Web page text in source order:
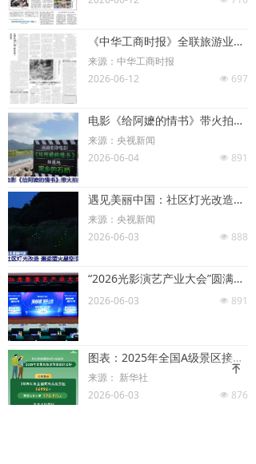
《中华工商时报》全联旅游业商会：盘活光影演艺产业存量资源，开拓增量赛道
来源：中华工商时报
넶 697
2026-06-12
电影《给阿嬷的情书》带火拍摄地 影片热映为乡村旅游开启融合发展的新模式
来源：央视新闻
넶 891
2026-06-04
遇见美丽中国：社区灯光改造，邂逅萤火星空浪漫
来源：央视新闻
넶 888
2026-06-03
“2026光影演艺产业大会”圆满落幕 聚焦存量焕新与增量突围
넶 891
2026-06-03
图表：2025年全国A级景区接待游客75.1亿人次
来源： 新华社
넶 876
2026-06-03
녠